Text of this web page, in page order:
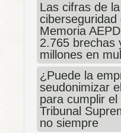
Las cifras de la
ciberseguridad
Memoria
2.765 brechas
millones en
¿Puede la
seudonimizar
para cumplir el
Tribunal
no siempre